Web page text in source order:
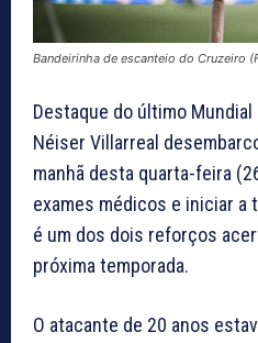
Bandeirinha de escanteio do Cruzeiro
Destaque do último
Néiser Villarreal
manhã desta quarta-feira
exames médicos e iniciar a
é um dos dois reforços
próxima temporada.
O atacante de 20 anos